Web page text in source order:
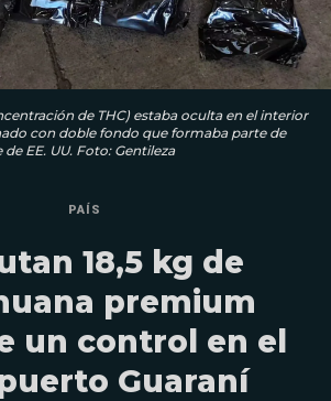
de THC) estaba oculta en el interior
con doble fondo que formaba parte de
EE. UU. Foto: Gentileza
PAÍS
18,5 kg de
premium
un control en el
Guaraní